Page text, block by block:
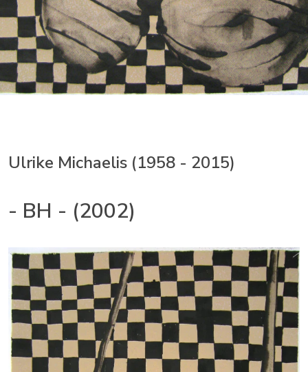
Ulrike Michaelis (1958 - 2015)
- BH - (2002)